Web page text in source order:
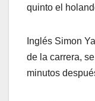
quinto el
Inglés Simon
de la carrera,
minutos